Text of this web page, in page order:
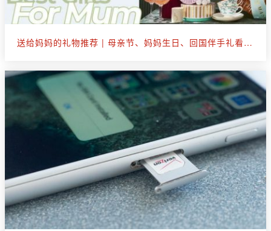
送给妈妈的礼物推荐 | 母亲节、妈妈生日、回国伴手礼看这篇就够了